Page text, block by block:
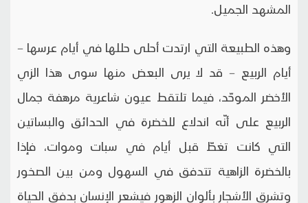
المشهد الجميل.
وهذه الطبيعة التي ارتدت أحلى حللها في أيام عرسها –
أيام الربيع – قد لا يرى البعض منها سوى هذا الزي
الأخضر الموحّد، فيما تلتقط عيون شاعرية مرهفة جمال
الربيع على أنّه اندلاع للخضرة في الحدائق والبساتين
التي كانت تغطّ قبل أيام في سبات وموات، فإذا
بالخضرة الزاهية تتدفق في السهول ومن بين الصخور
وتشرق الأشجار بألوان الزهور فيشعر الإنسان بدفق الحياة